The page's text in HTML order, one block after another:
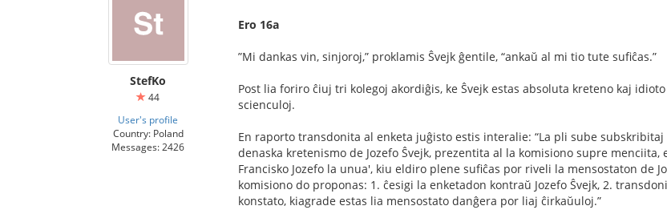
StefKo
44
User's profile
Country: Poland
Messages: 2426
Ero 16a
”Mi dankas vin, sinjoroj,” proklamis Ŝvejk ĝentile, “ankaŭ al mi tio tute suﬁĉas.”
Post lia foriro ĉiuj tri kolegoj akordiĝis, ke Ŝvejk estas absoluta kreteno kaj
scienculoj.
En raporto transdonita al enketa juĝisto estis interalie: “La pli sube
denaska kretenismo de Jozefo Ŝvejk, prezentita al la komisiono supre
Francisko Jozefo la unua', kiu eldiro plene suﬁĉas por riveli la mensostaton de
komisiono do proponas: 1. ĉesigi la enketadon kontraŭ Jozefo Ŝvejk, 2.
konstato, kiagrade estas lia mensostato danĝera por liaj ĉirkaŭuloj.”